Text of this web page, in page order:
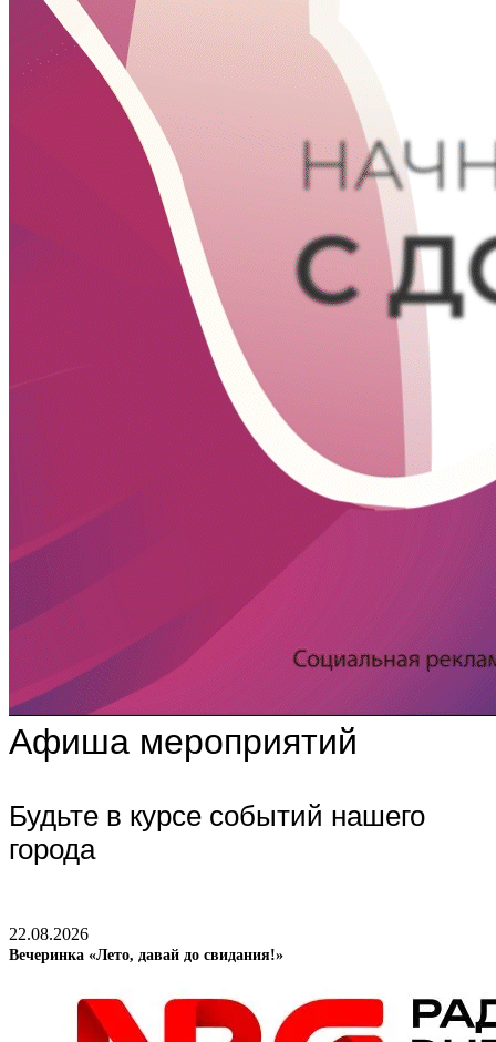
Афиша мероприятий
Будьте в курсе событий нашего
города
22.08.2026
Вечеринка «Лето, давай до свидания!»